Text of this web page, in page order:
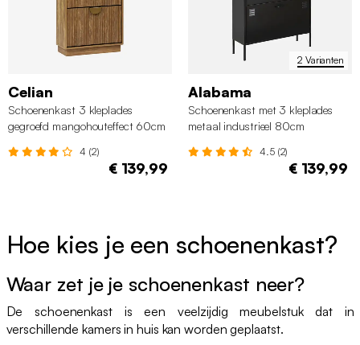
Celian
Schoenenkast 3 kleplades
gegroefd mangohouteffect 60cm
4 (2)
€ 139,99
2 Varianten
Alabama
Schoenenkast met 3 kleplades
metaal industrieel 80cm
4.5 (2)
€ 139,99
Hoe kies je een schoenenkast?
Waar zet je je schoenenkast neer?
De schoenenkast is een veelzijdig meubelstuk dat in
verschillende kamers in huis kan worden geplaatst.